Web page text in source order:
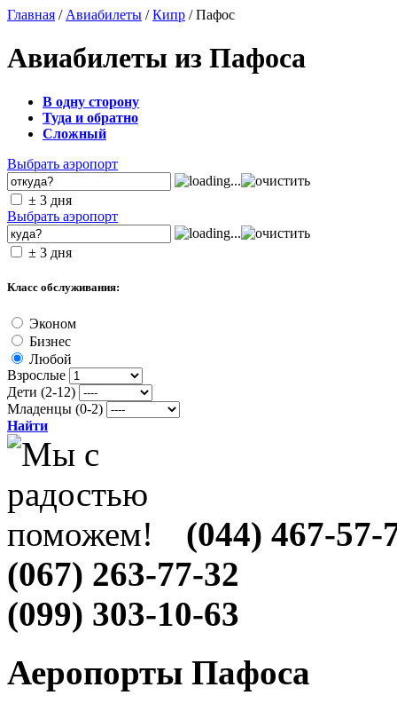
Главная / Авиабилеты /Кипр / Пафос
Авиабилеты из Пафоса
В одну сторону
Туда и обратно
Сложный
Выбрать аэропорт
± 3 дня
Выбрать аэропорт
± 3 дня
Класс обслуживания:
Эконом
Бизнес
Любой
Взрослые
Дети (2-12)
Младенцы (0-2)
Найти
(044) 467-57-
(067) 263-77-32
(099) 303-10-63
Аеропорты Пафоса